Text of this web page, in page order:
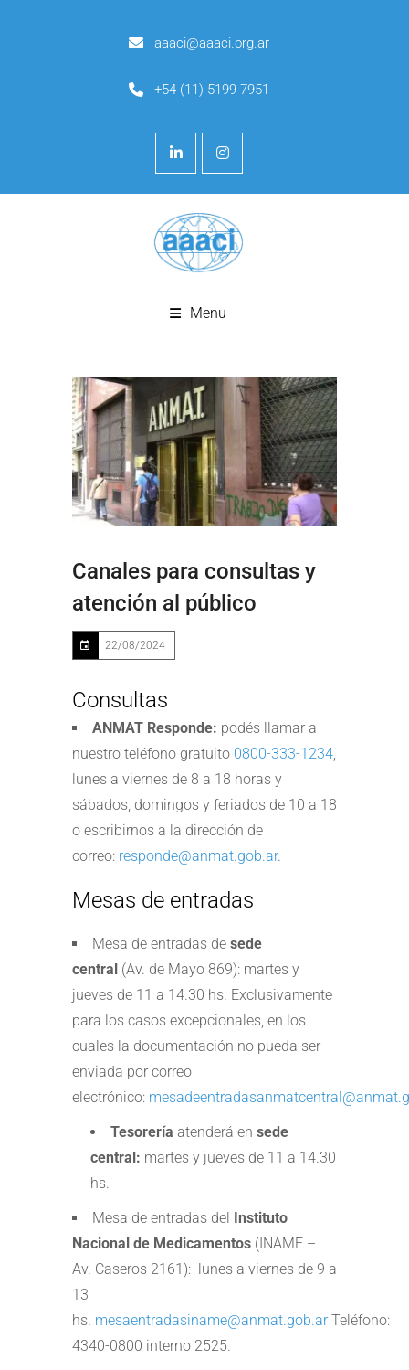
aaaci@aaaci.org.ar
+54 (11) 5199-7951
Menu
Canales para consultas y
atención al público
22/08/2024
Consultas
ANMAT Responde: podés llamar a
nuestro teléfono gratuito 0800-333-1234
lunes a viernes de 8 a 18 horas y
sábados, domingos y feriados de 10 a 18
o escribirnos a la dirección de
correo: responde@anmat.gob.ar.
Mesas de entradas
Mesa de entradas de sede
central (Av. de Mayo 869): martes y
jueves de 11 a 14.30 hs. Exclusivamente
para los casos excepcionales, en los
cuales la documentación no pueda ser
enviada por correo
electrónico:
Tesorería atenderá en sede
central: martes y jueves de 11 a 14.30
hs.
Mesa de entradas del Instituto
Nacional de Medicamentos (INAME –
Av. Caseros 2161): lunes a viernes de 9 a
13
hs. mesaentradasiname@anmat.gob.arTeléfono:
4340-0800 interno 2525.